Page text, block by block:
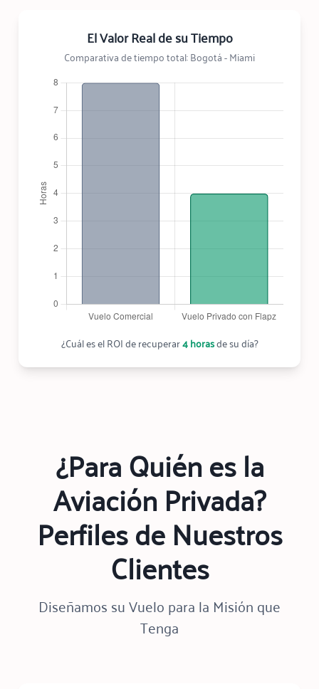
El Valor Real de su Tiempo
Comparativa de tiempo total: Bogotá - Miami
¿Cuál es el ROI de recuperar4 horasde su día?
¿Para Quién es la
Aviación Privada?
Perfiles de Nuestros
Clientes
Diseñamos su Vuelo para la Misión que
Tenga